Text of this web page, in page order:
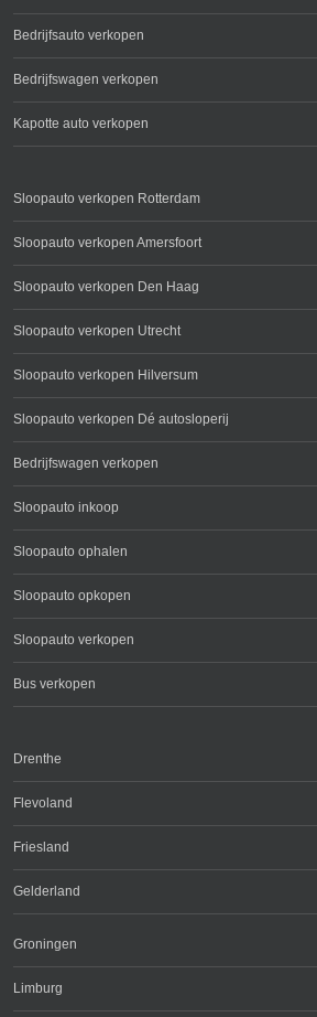
Bedrijfsauto verkopen
Bedrijfswagen verkopen
Kapotte auto verkopen
Sloopauto verkopen Rotterdam
Sloopauto verkopen Amersfoort
Sloopauto verkopen Den Haag
Sloopauto verkopen Utrecht
Sloopauto verkopen Hilversum
Sloopauto verkopen Dé autosloperij
Bedrijfswagen verkopen
Sloopauto inkoop
Sloopauto ophalen
Sloopauto opkopen
Sloopauto verkopen
Bus verkopen
Drenthe
Flevoland
Friesland
Gelderland
Groningen
Limburg